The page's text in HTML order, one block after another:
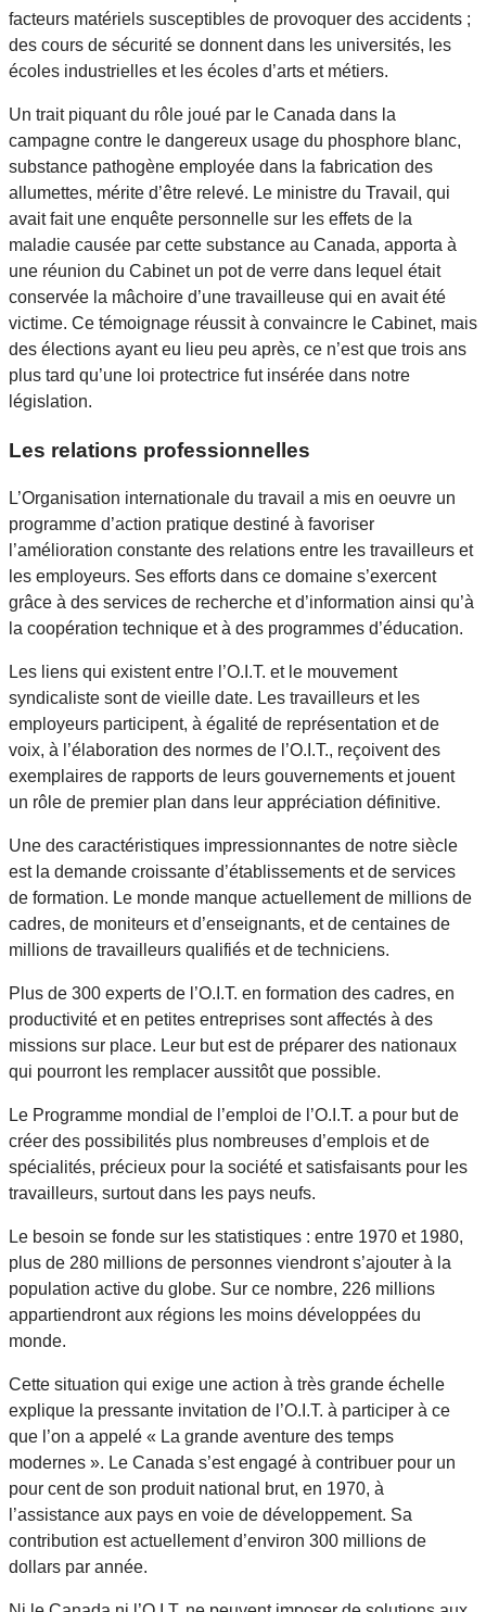
facteurs matériels susceptibles de provoquer des accidents ;
des cours de sécurité se donnent dans les universités, les
écoles industrielles et les écoles d’arts et métiers.
Un trait piquant du rôle joué par le Canada dans la
campagne contre le dangereux usage du phosphore blanc,
substance pathogène employée dans la fabrication des
allumettes, mérite d’être relevé. Le ministre du Travail, qui
avait fait une enquête personnelle sur les effets de la
maladie causée par cette substance au Canada, apporta à
une réunion du Cabinet un pot de verre dans lequel était
conservée la mâchoire d’une travailleuse qui en avait été
victime. Ce témoignage réussit à convaincre le Cabinet, mais
des élections ayant eu lieu peu après, ce n’est que trois ans
plus tard qu’une loi protectrice fut insérée dans notre
législation.
Les relations professionnelles
L’Organisation internationale du travail a mis en oeuvre un
programme d’action pratique destiné à favoriser
l’amélioration constante des relations entre les travailleurs et
les employeurs. Ses efforts dans ce domaine s’exercent
grâce à des services de recherche et d’information ainsi qu’à
la coopération technique et à des programmes d’éducation.
Les liens qui existent entre l’O.I.T. et le mouvement
syndicaliste sont de vieille date. Les travailleurs et les
employeurs participent, à égalité de représentation et de
voix, à l’élaboration des normes de l’O.I.T., reçoivent des
exemplaires de rapports de leurs gouvernements et jouent
un rôle de premier plan dans leur appréciation définitive.
Une des caractéristiques impressionnantes de notre siècle
est la demande croissante d’établissements et de services
de formation. Le monde manque actuellement de millions de
cadres, de moniteurs et d’enseignants, et de centaines de
millions de travailleurs qualifiés et de techniciens.
Plus de 300 experts de l’O.I.T. en formation des cadres, en
productivité et en petites entreprises sont affectés à des
missions sur place. Leur but est de préparer des nationaux
qui pourront les remplacer aussitôt que possible.
Le Programme mondial de l’emploi de l’O.I.T. a pour but de
créer des possibilités plus nombreuses d’emplois et de
spécialités, précieux pour la société et satisfaisants pour les
travailleurs, surtout dans les pays neufs.
Le besoin se fonde sur les statistiques : entre 1970 et 1980,
plus de 280 millions de personnes viendront s’ajouter à la
population active du globe. Sur ce nombre, 226 millions
appartiendront aux régions les moins développées du
monde.
Cette situation qui exige une action à très grande échelle
explique la pressante invitation de l’O.I.T. à participer à ce
que l’on a appelé « La grande aventure des temps
modernes ». Le Canada s’est engagé à contribuer pour un
pour cent de son produit national brut, en 1970, à
l’assistance aux pays en voie de développement. Sa
contribution est actuellement d’environ 300 millions de
dollars par année.